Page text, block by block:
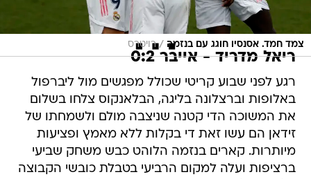
צמד חמד. אסנסיו חוגג עם בנזמה / רויטרס
ריאל מדריד - אייבר 0:2
רגע לפני שבוע קריטי שכולל מפגשים מול ליברפול
באלופות וברצלונה בליגה, הבלאנקוס צלחו בשלום
את המשוכה הדי קטנה שניצבה מולם ולשמחתו של
זידאן הם עשו זאת די בקלות ללא מאמץ ופציעות
מיותרות. קארים בנזמה הלוהט כבש משחק שביעי
ברציפות ועלה למקום הרביעי בטבלת כובשי הקבוצה